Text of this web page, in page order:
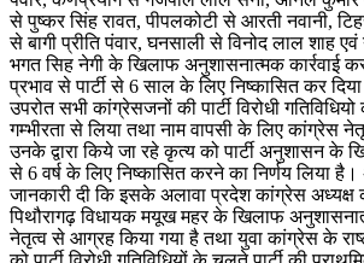
से पुष्कर सिंह रावत, पीपलकोटी से आरती नवानी,
से बागी प्रीति पंवार, घनसाली से विनोद लाल शाह
भगत सिह नेगी के खिलाफ अनुशासनात्मक कार्रवाई
प्रभाव से पार्टी से 6 साल के लिए निष्कासित कर
उपरोत सभी कांग्रेसजनों की पार्टी विरोधी गतिविधियो
गम्भीरता से लिया तथा नाम वापसी के लिए कांग्रेस
उनके द्वारा किये जा रहे कृत्य को पार्टी अनुशासन के
से 6 वर्ष के लिए निष्कासित करने का निर्णय लिया
जानकारी दी कि इसके अलावा प्रदेश कांग्रेस अध्यक्ष
पिथौरागढ़ विधायक मयूख महर के खिलाफ
नेतृत्व से आग्रह किया गया है तथा युवा कांग्रेस के